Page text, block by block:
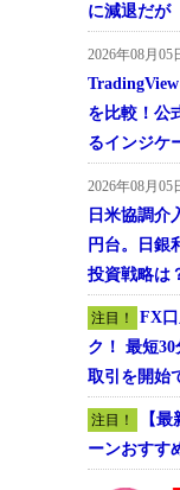
に減退だが
2026年08月05
を比較！公
るインジケ
2026年08月05
日米協調介
円台。日銀
投資戦略は
注目！
FX
ク！ 最短
取引を開始
注目！
【
ーンおすす